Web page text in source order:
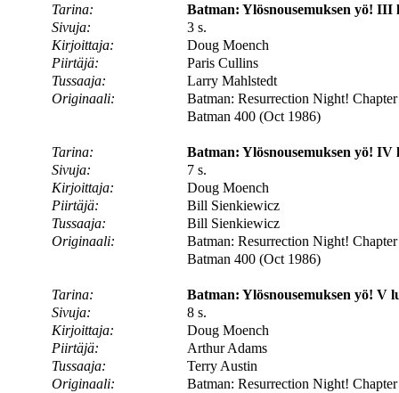
Tarina:
Batman: Ylösnousemuksen yö!
Sivuja:
3 s.
Kirjoittaja:
Doug Moench
Piirtäjä:
Paris Cullins
Tussaaja:
Larry Mahlstedt
Originaali:
Batman: Resurrection Night!
Batman 400 (Oct 1986)
Tarina:
Batman: Ylösnousemuksen yö!
Sivuja:
7 s.
Kirjoittaja:
Doug Moench
Piirtäjä:
Bill Sienkiewicz
Tussaaja:
Bill Sienkiewicz
Originaali:
Batman: Resurrection Night!
Batman 400 (Oct 1986)
Tarina:
Batman: Ylösnousemuksen yö! V
Sivuja:
8 s.
Kirjoittaja:
Doug Moench
Piirtäjä:
Arthur Adams
Tussaaja:
Terry Austin
Originaali:
Batman: Resurrection Night!